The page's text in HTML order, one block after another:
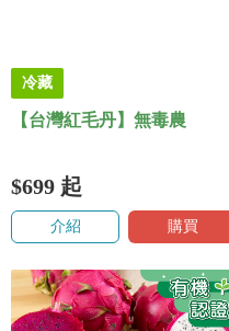
冷藏
【台灣紅毛丹】無毒農
$699 起
介紹 購買